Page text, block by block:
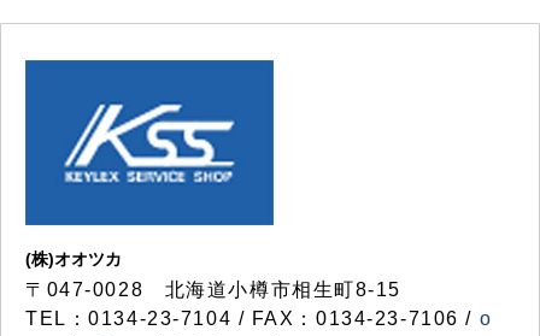
(株)オオツカ
〒047-0028 北海道小樽市相生町8-15
TEL：0134-23-7104 / FAX：0134-23-7106 / o